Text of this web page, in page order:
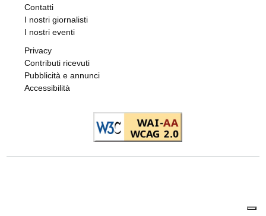
Contatti
I nostri giornalisti
I nostri eventi
Privacy
Contributi ricevuti
Pubblicità e annunci
Accessibilità